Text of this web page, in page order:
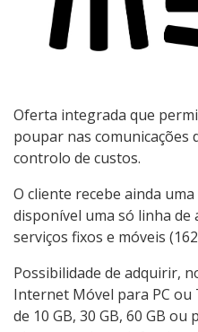
Oferta integrada que
poupar nas comunicações
controlo de custos.
O cliente recebe ainda
disponível uma só linha
serviços fixos e móveis
Possibilidade de adquirir,
Internet Móvel para PC
de 10 GB, 30 GB, 60 GB